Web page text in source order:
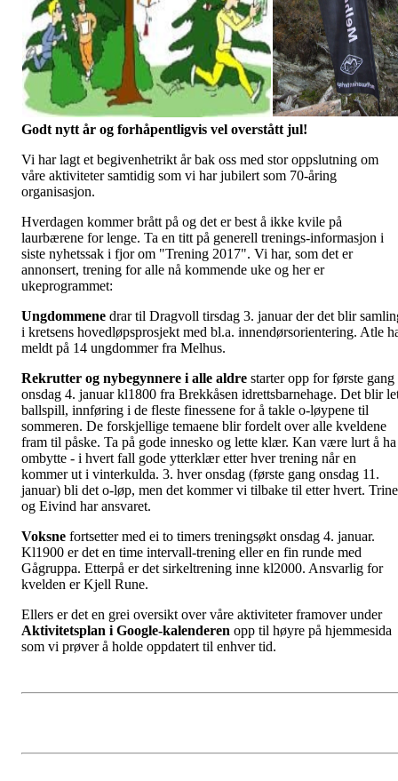
Godt nytt år og forhåpentligvis vel overstått jul!
Vi har lagt et begivenhetrikt år bak oss med stor oppslutning om
våre aktiviteter samtidig som vi har jubilert som 70-åring
organisasjon.
Hverdagen kommer brått på og det er best å ikke kvile på
laurbærene for lenge. Ta en titt på generell trenings-informasjon i
siste nyhetssak i fjor om "Trening 2017". Vi har, som det er
annonsert, trening for alle nå kommende uke og her er
ukeprogrammet:
Ungdommene drar til Dragvoll tirsdag 3. januar der det blir
i kretsens hovedløpsprosjekt med bl.a. innendørsorientering. Atle
meldt på 14 ungdommer fra Melhus.
Rekrutter og nybegynnere i alle aldre starter opp for første gang
onsdag 4. januar kl1800 fra Brekkåsen idrettsbarnehage. Det blir
ballspill, innføring i de fleste finessene for å takle o-løypene til
sommeren. De forskjellige temaene blir fordelt over alle kveldene
fram til påske. Ta på gode innesko og lette klær. Kan være lurt å ha
ombytte - i hvert fall gode ytterklær etter hver trening når en
kommer ut i vinterkulda. 3. hver onsdag (første gang onsdag 11.
januar) bli det o-løp, men det kommer vi tilbake til etter hvert. Trine
og Eivind har ansvaret.
Voksne fortsetter med ei to timers treningsøkt onsdag 4. januar.
Kl1900 er det en time intervall-trening eller en fin runde med
Gågruppa. Etterpå er det sirkeltrening inne kl2000. Ansvarlig for
kvelden er Kjell Rune.
Ellers er det en grei oversikt over våre aktiviteter framover under
Aktivitetsplan i Google-kalenderen opp til høyre på hjemmesida
som vi prøver å holde oppdatert til enhver tid.